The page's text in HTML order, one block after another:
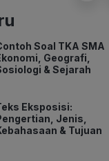
Soal TKA SMA
Geografi,
& Sejarah
Eksposisi:
Jenis,
& Tujuan